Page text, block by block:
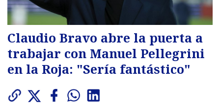
Claudio Bravo abre la puerta a
trabajar con Manuel Pellegrini
en la Roja: "Sería fantástico"